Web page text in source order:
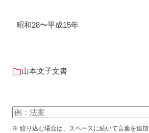
(千葉県)
祭礼堅田中組水上会講文書
念仏踊堅田下組流田会講文書
昭和28〜平成15年
山本文子文書
※ 絞り込む場合は、スペースに続いて言葉を追